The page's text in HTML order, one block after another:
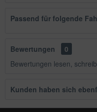
Passend für folgende
Bewertungen
0
Bewertungen lesen,
Kunden haben sich